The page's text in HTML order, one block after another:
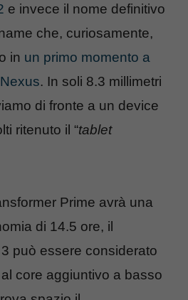
e invece il nome definitivo
che, curiosamente,
in un primo momento a
. In soli 8.3 millimetri
di fronte a un device
ritenuto il “tablet
Prime avrà una
di 14.5 ore, il
può essere considerato
core aggiuntivo a basso